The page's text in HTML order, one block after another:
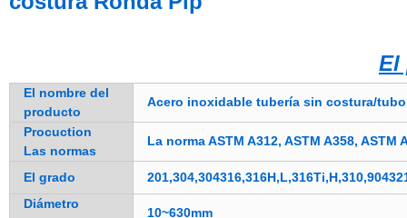
El
El nombre del
producto
Acero inoxidable tubería sin costura/tubo
Procuction
Las normas
La norma ASTM A312, ASTM A358, ASTM
El grado
Diámetro
10~630mm